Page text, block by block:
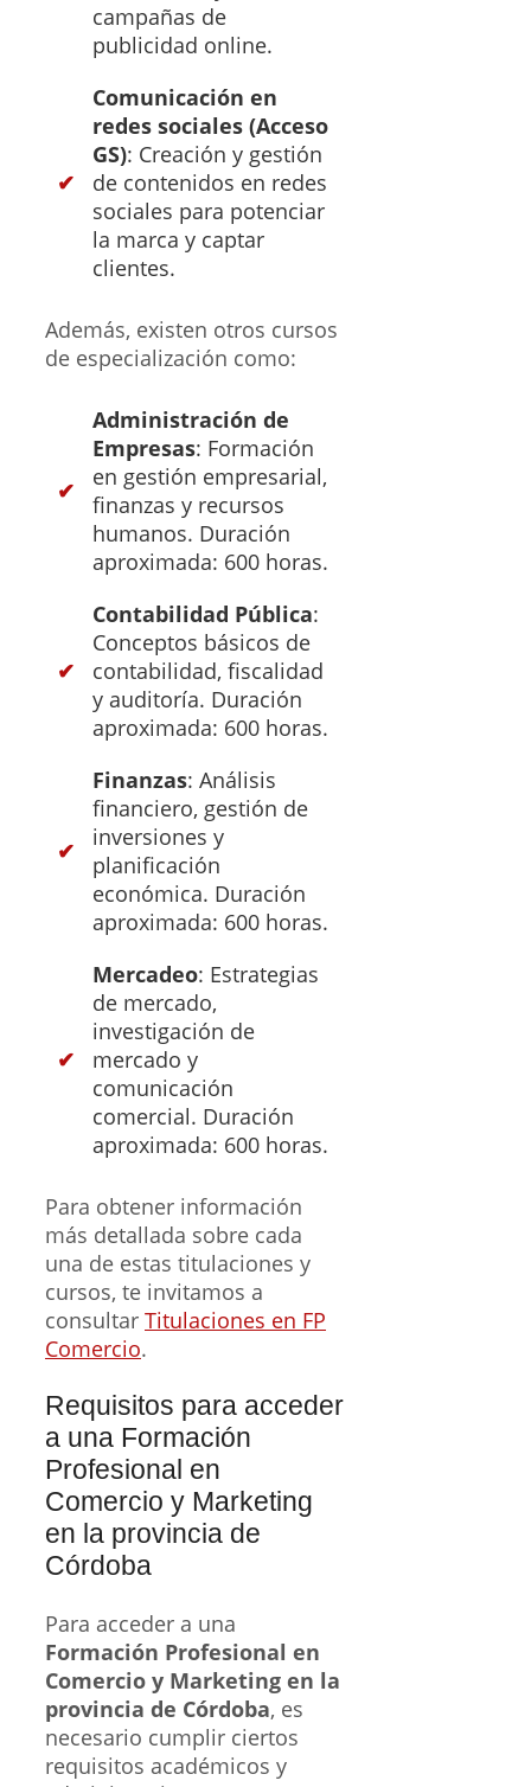
campañas de
publicidad online.
Comunicación en
redes sociales (Acceso
GS): Creación y gestión
de contenidos en redes
sociales para potenciar
la marca y captar
clientes.
Además, existen otros cursos
de especialización como:
Administración de
Empresas: Formación
en gestión empresarial,
finanzas y recursos
humanos. Duración
aproximada: 600 horas.
Contabilidad Pública:
Conceptos básicos de
contabilidad, fiscalidad
y auditoría. Duración
aproximada: 600 horas.
Finanzas: Análisis
financiero, gestión de
inversiones y
planificación
económica. Duración
aproximada: 600 horas.
Mercadeo: Estrategias
de mercado,
investigación de
mercado y
comunicación
comercial. Duración
aproximada: 600 horas.
Para obtener información
más detallada sobre cada
una de estas titulaciones y
cursos, te invitamos a
consultar Titulaciones en FP
Comercio.
Requisitos para acceder
a una Formación
Profesional en
Comercio y Marketing
en la provincia de
Córdoba
Para acceder a una
Formación Profesional en
Comercio y Marketing en la
provincia de Córdoba, es
necesario cumplir ciertos
requisitos académicos y